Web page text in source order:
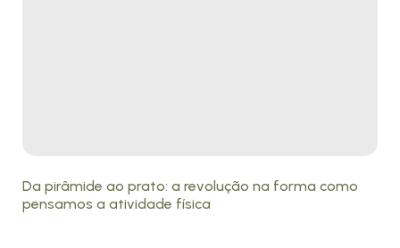
Da pirâmide ao prato: a revolução na forma como
pensamos a atividade física